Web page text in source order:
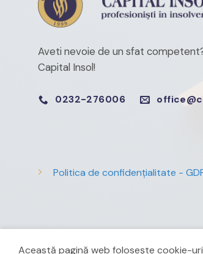
Aveti nevoie de un sfat
Capital Insol!
0232-276006
Politica de confidențialitate -
Copyright 2026 ©Capital Insol
Această pagină web folosește cookie-